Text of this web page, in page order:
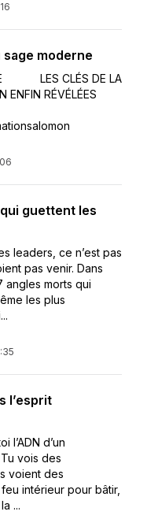
sage moderne
LES CLÉS DE LA
ENFIN RÉVÉLÉES
guettent les
leaders, ce n’est pas
pas venir. Dans
morts qui
les plus
l’esprit
l’ADN d’un
vois des
voient des
intérieur pour bâtir,
...